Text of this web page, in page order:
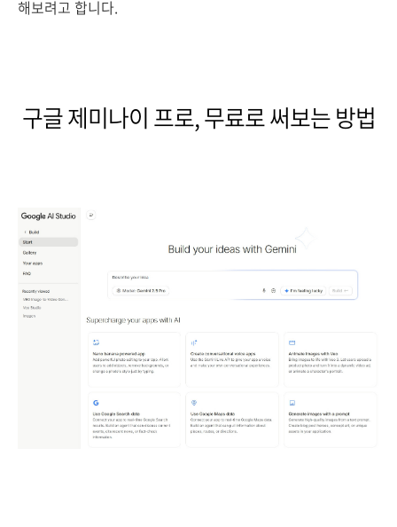
해보려고 합니다.
구글 제미나이 프로, 무료로 써보는 방법